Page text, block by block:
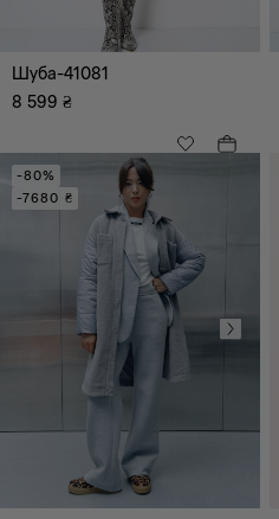
Романтичний
Шуба-41081
8 599 ₴
-80%
-7680 ₴